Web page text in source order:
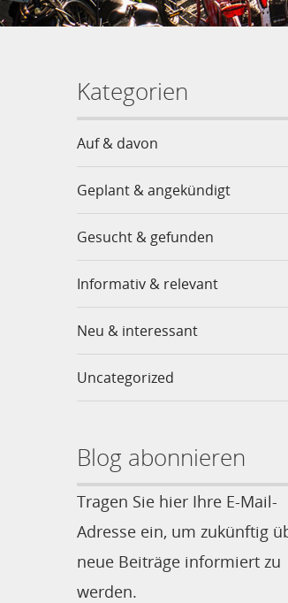
Kategorien
Auf & davon
Geplant & angekündigt
Gesucht & gefunden
Informativ & relevant
Neu & interessant
Uncategorized
Blog abonnieren
Tragen Sie hier Ihre E-Mail-
Adresse ein, um zukünftig
neue Beiträge informiert zu
werden.